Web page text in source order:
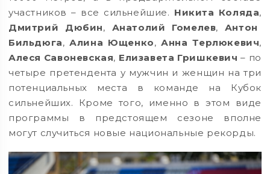
участников – все сильнейшие. Никита Коляда,
Дмитрий Дюбин, Анатолий Гомелев, Антон
Бильдюга,Алина Ющенко,Анна Терлюкевич,
Алеся Савоневская, Елизавета Гришкевич – по
четыре претендента у мужчин и женщин на три
потенциальных места в команде на Кубок
сильнейших. Кроме того, именно в этом виде
программы в предстоящем сезоне вполне
могут случиться новые национальные рекорды.